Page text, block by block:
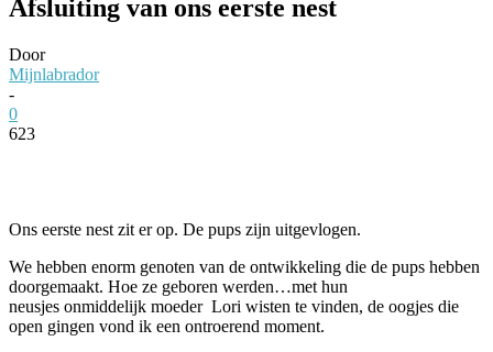
Afsluiting van ons eerste nest
Door
Mijnlabrador
-
0
623
Ons eerste nest zit er op. De pups zijn uitgevlogen.
We hebben enorm genoten van de ontwikkeling die de pups hebben
doorgemaakt. Hoe ze geboren werden…met hun
neusjes onmiddelijk moeder Lori wisten te vinden, de oogjes die
open gingen vond ik een ontroerend moment.